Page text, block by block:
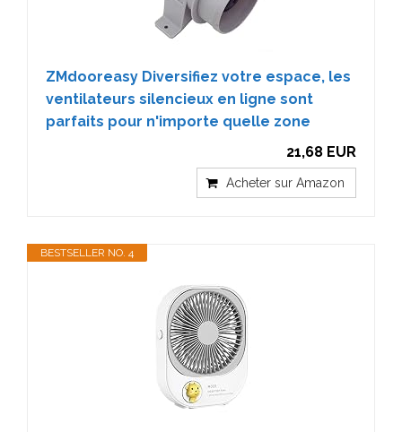
ZMdooreasy Diversifiez votre espace, les
ventilateurs silencieux en ligne sont
parfaits pour n'importe quelle zone
21,68 EUR
Acheter sur Amazon
BESTSELLER NO. 4